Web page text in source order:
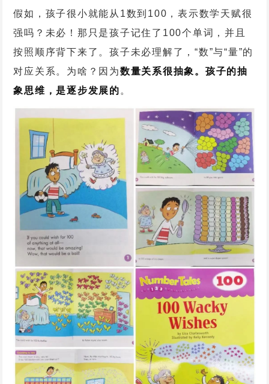
假如，孩子很小就能从1数到100，表示数学天赋很
强吗？未必！那只是孩子记住了100个单词，并且
按照顺序背下来了。孩子未必理解了，“数”与“量”的
对应关系。为啥？因为数量关系很抽象。孩子的抽
象思维，是逐步发展的 。